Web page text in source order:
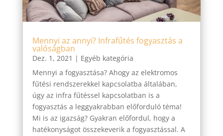
Mennyi az annyi? Infrafűtés fogyasztás a
valóságban
Dez. 1, 2021 | Egyéb kategória
Mennyi a fogyasztása? Ahogy az elektromos
fűtési rendszerekkel kapcsolatba általában,
úgy az infra fűtéssel kapcsolatban is a
fogyasztás a leggyakrabban előforduló téma!
Mi is az igazság? Gyakran előfordul, hogy a
hatékonyságot összekeverik a fogyasztással. A